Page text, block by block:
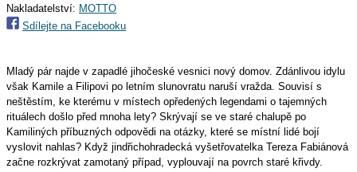
Nakladatelství: MOTTO
Sdílejte na Facebooku
Mladý pár najde v zapadlé jihočeské vesnici nový domov. Zdánlivou idylu
však Kamile a Filipovi po letním slunovratu naruší vražda. Souvisí s
neštěstím, ke kterému v místech opředených legendami o tajemných
rituálech došlo před mnoha lety? Skrývají se ve staré chalupě po
Kamiliných příbuzných odpovědi na otázky, které se místní lidé bojí
vyslovit nahlas? Když jindřichohradecká vyšetřovatelka Tereza Fabiánová
začne rozkrývat zamotaný případ, vyplouvají na povrch staré křivdy.